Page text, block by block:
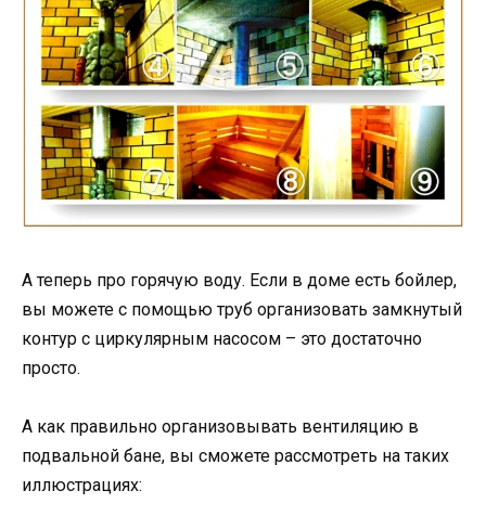
А теперь про горячую воду. Если в доме есть бойлер,
вы можете с помощью труб организовать замкнутый
контур с циркулярным насосом – это достаточно
просто.
А как правильно организовывать вентиляцию в
подвальной бане, вы сможете рассмотреть на таких
иллюстрациях: